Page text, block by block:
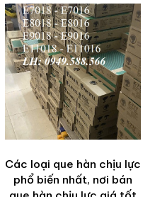
Các loại que hàn chịu lực
phổ biến nhất, nơi bán